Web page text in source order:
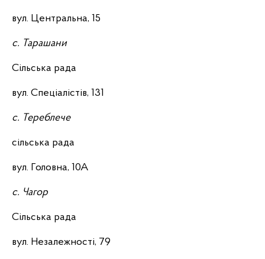
вул. Центральна, 15
с. Тарашани
Сільська рада
вул. Спеціалістів, 131
с. Тереблече
сільська рада
вул. Головна, 10А
с. Чагор
Сільська рада
вул. Незалежності, 79